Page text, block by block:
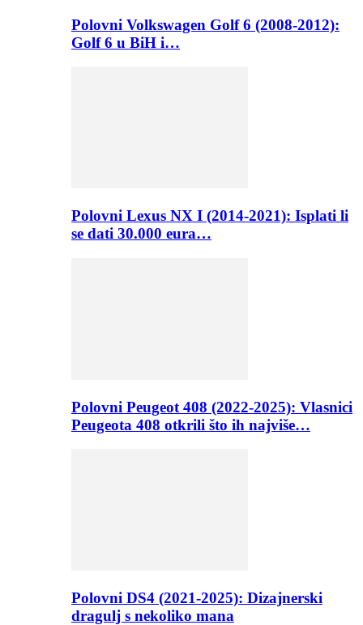
Polovni Volkswagen Golf 6 (2008-2012):
Golf 6 u BiH i…
Polovni Lexus NX I (2014-2021): Isplati li
se dati 30.000 eura…
Polovni Peugeot 408 (2022-2025): Vlasnici
Peugeota 408 otkrili što ih najviše…
Polovni DS4 (2021-2025): Dizajnerski
dragulj s nekoliko mana